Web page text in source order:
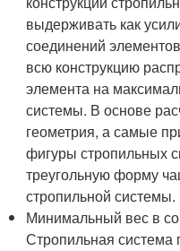
выдерживать как
соединений
всю конструкцию
элемента на
системы. В основе
геометрия, а самые
фигуры стропильных
треугольную форму
стропильной системы.
Минимальный вес в
Стропильная система